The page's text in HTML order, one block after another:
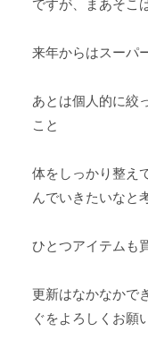
ですが、まあそこ
来年からはスーパ
あとは個人的に絞
こと
体をしっかり整え
んでいきたいなと
ひとつアイテムも
更新はなかなかで
ぐをよろしくお願